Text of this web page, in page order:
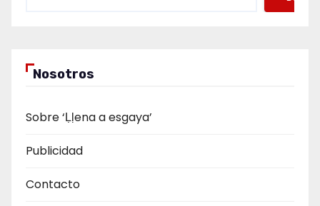
Nosotros
Sobre ‘Ḷḷena a esgaya’
Publicidad
Contacto